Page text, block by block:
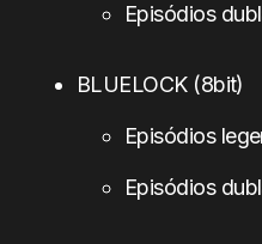
Episódios
BLUELOCK (8bit)
Episódios
Episódios